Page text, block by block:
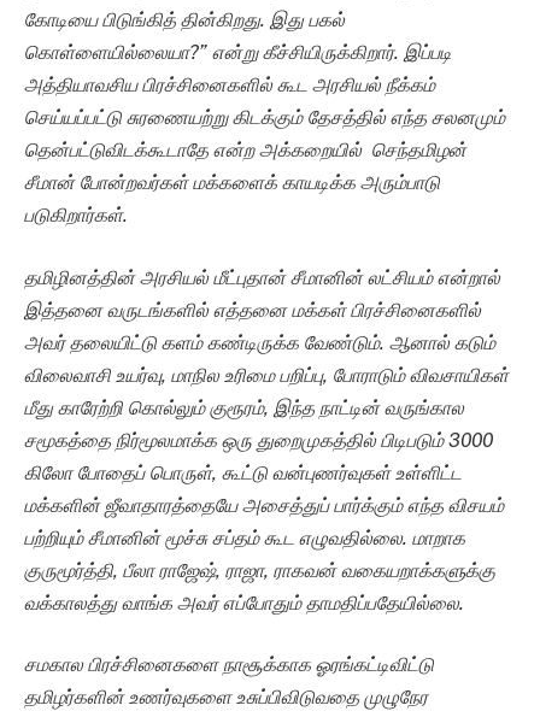
கோடியை பிடுங்கித் தின்கிறது. இது பகல்
கொள்ளையில்லையா?” என்று கீச்சியிருக்கிறார். இப்படி
அத்தியாவசிய பிரச்சினைகளில் கூட அரசியல் நீக்கம்
செய்யப்பட்டு சுரணையற்று கிடக்கும் தேசத்தில் எந்த சலனமும்
தென்பட்டுவிடக்கூடாதே என்ற அக்கறையில் செந்தமிழன்
சீமான் போன்றவர்கள் மக்களைக் காயடிக்க அரும்பாடு
படுகிறார்கள்.
தமிழினத்தின் அரசியல் மீட்புதான் சீமானின் லட்சியம் என்றால்
இத்தனை வருடங்களில் எத்தனை மக்கள் பிரச்சினைகளில்
அவர் தலையிட்டு களம் கண்டிருக்க வேண்டும். ஆனால் கடும்
விலைவாசி உயர்வு, மாநில உரிமை பறிப்பு, போராடும் விவசாயிகள்
மீது காரேற்றி கொல்லும் குரூரம், இந்த நாட்டின் வருங்கால
சமூகத்தை நிர்மூலமாக்க ஒரு துறைமுகத்தில் பிடிபடும் 3000
கிலோ போதைப் பொருள், கூட்டு வன்புணர்வுகள் உள்ளிட்ட
மக்களின் ஜீவாதாரத்தையே அசைத்துப் பார்க்கும் எந்த விசயம்
பற்றியும் சீமானின் மூச்சு சப்தம் கூட எழுவதில்லை. மாறாக
குருமூர்த்தி, பீலா ராஜேஷ், ராஜா, ராகவன் வகையறாக்களுக்கு
வக்காலத்து வாங்க அவர் எப்போதும் தாமதிப்பதேயில்லை.
சமகால பிரச்சினைகளை நாசூக்காக ஓரங்கட்டிவிட்டு
தமிழர்களின் உணர்வுகளை உசுப்பிவிடுவதை முழுநேர